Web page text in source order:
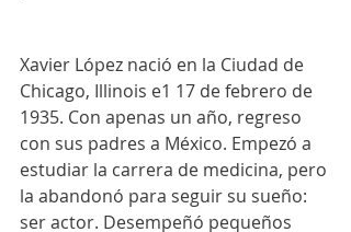
Xavier López nació en la Ciudad de
Chicago, Illinois e1 17 de febrero de
1935. Con apenas un año, regreso
con sus padres a México. Empezó a
estudiar la carrera de medicina, pero
la abandonó para seguir su sueño:
ser actor. Desempeñó pequeños